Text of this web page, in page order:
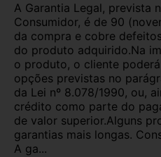
A Garantia Legal, prevista
Consumidor, é de 90
da compra e cobre
do produto adquirido.Na
o produto, o cliente
opções previstas no
da Lei nº 8.078/1990, ou,
crédito como parte do
de valor superior.Alguns
garantias mais longas.
A ga...